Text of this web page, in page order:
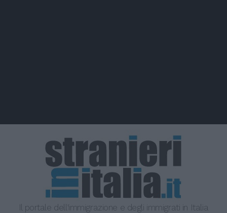
Il portale dell'immigrazione e degli immigrati in Italia